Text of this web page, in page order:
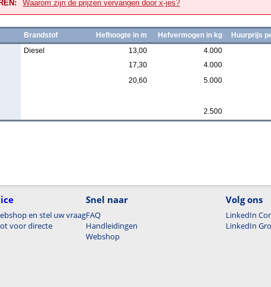
Waarom zijn de prijzen vervangen door x-jes?
Brandstof Hefhoogte in m Hefvermogen in kg
Huurprijs
Diesel 13,00 4.000
17,30
4.000
20,60
5.000
2.500
en stel uw vraag
voor directe
Snel naar
FAQ
Handleidingen
Webshop
Volg ons
LinkedIn
LinkedIn